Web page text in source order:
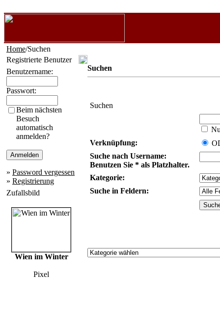
Home/Suchen
Registrierte Benutzer
Benutzername:
Passwort:
Beim nächsten
Besuch
automatisch
anmelden?
» Password vergessen
» Registrierung
Zufallsbild
Wien im Winter
Pixel
Suchen
Suchen
Verknüpfung:
Suche nach Username:
Benutzen Sie * als Platzhalter.
Kategorie:
Suche in Feldern: